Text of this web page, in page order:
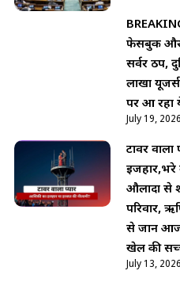
फेसबुक और
सर्वर ठप,
लाखों
पर आ
July 19, 2026
टावर
औलादों से
परिवार,
से जानें आज
खेल की
July 13, 2026